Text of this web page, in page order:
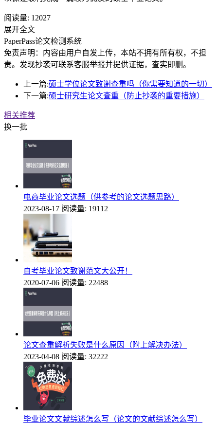
阅读量: 12027
展开全文
PaperPass论文检测系统
免责声明：内容由用户自发上传，本站不拥有所有权，不担
责。发现抄袭可联系客服举报并提供证据，查实即删。
上一篇:硕士学位论文致谢查重吗（你需要知道的一切）
下一篇:硕士研究生论文查重（防止抄袭的重要措施）
相关推荐
换一批
电商毕业论文选题（供参考的论文选题思路）
2023-08-17 阅读量: 19112
自考毕业论文致谢范文大公开！
2020-07-06 阅读量: 22488
论文查重解析失败是什么原因（附上解决办法）
2023-04-08 阅读量: 32222
毕业论文文献综述怎么写（论文的文献综述怎么写）